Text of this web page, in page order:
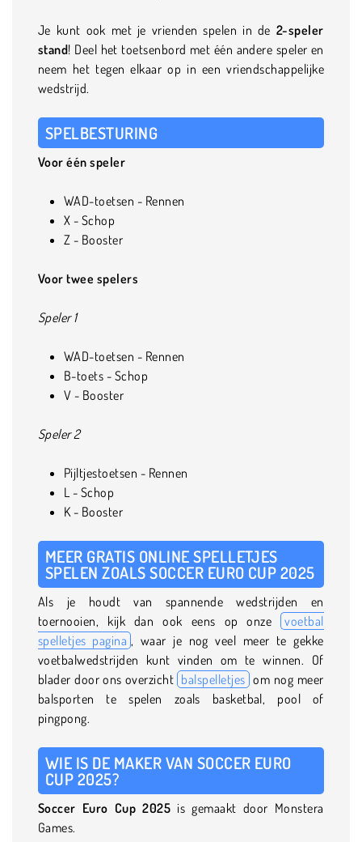
Je kunt ook met je vrienden spelen in de 2-speler
stand! Deel het toetsenbord met één andere speler en
neem het tegen elkaar op in een vriendschappelijke
wedstrijd.
SPELBESTURING
Voor één speler
WAD-toetsen - Rennen
X - Schop
Z - Booster
Voor twee spelers
Speler 1
WAD-toetsen - Rennen
B-toets - Schop
V - Booster
Speler 2
Pijltjestoetsen - Rennen
L - Schop
K - Booster
MEER GRATIS ONLINE SPELLETJES
SPELEN ZOALS SOCCER EURO CUP 2025
Als je houdt van spannende wedstrijden en
toernooien, kijk dan ook eens op onze voetbal
spelletjes pagina , waar je nog veel meer te gekke
voetbalwedstrijden kunt vinden om te winnen. Of
blader door ons overzicht balspelletjes om nog meer
balsporten te spelen zoals basketbal, pool of
pingpong.
WIE IS DE MAKER VAN SOCCER EURO
CUP 2025?
Soccer Euro Cup 2025 is gemaakt door Monstera
Games.